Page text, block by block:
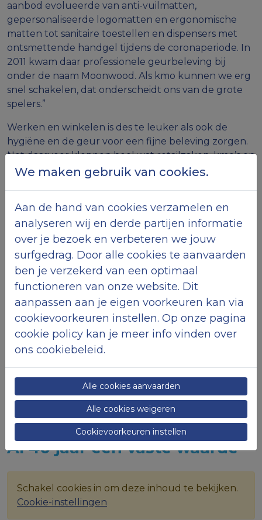
aanbod evolueerde van anti-vuilmatten,
gepersonaliseerde logomatten en ergonomische
matten tot sanitaire toestellen en dispensers met
ontsmettende handgel tijdens de coronaperiode. In
2011 kwam daar professionele geurbeleving bij
onder de naam Moonwood. Als kmo kunnen we erg
snel schakelen, dat onderscheidt ons van de grote
spelers.”
Werken en winkelen is des te leuker als ook de
hygiëne en de geur voor een fijne beleving zorgen.
Net daarvoor kloppen heel wat retailzaken, kmo’s en
grotere ondernemingen graag aan bij Maenhout.
Graag delen we onze expertise met u opdat uw
business zich verder kan ontplooien. Via onze
hygiëne audit, wijzen we u op moderne, zuinige
oplossingen binnen uw bedrijf.
De juiste vloermat, de juiste hygiëne toestellen op
de juiste werkplaatsen.
Zo kunt u zich focussen op hetgeen u het liefste
doet: verder ondernemen.
Maenhout is vandaag een KMO met 10 enthousiaste
medewerkers, en willen het verschil maken bij U.
Gun ons die kans, en samen maken we uw business
verder aangenaam.
Al 40 jaar een vaste waarde
Schakel cookies in om deze inhoud te bekijken.
Cookie-instellingen
We maken gebruik van cookies.
Aan de hand van cookies verzamelen en
analyseren wij en derde partijen informatie
over je bezoek en verbeteren we jouw
surfgedrag. Door alle cookies te aanvaarden
ben je verzekerd van een optimaal
functioneren van onze website. Dit
aanpassen aan je eigen voorkeuren kan via
cookievoorkeuren instellen. Op onze pagina
cookie policy kan je meer info vinden over
ons cookiebeleid.
Alle cookies aanvaarden
Alle cookies weigeren
Cookievoorkeuren instellen